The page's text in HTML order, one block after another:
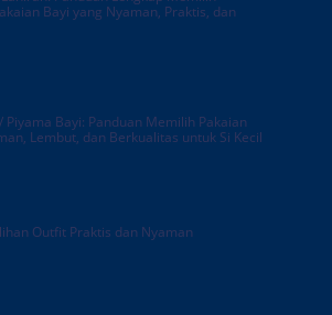
Bayi yang Nyaman, Praktis, dan
Piyama Bayi: Panduan Memilih Pakaian
Lembut, dan Berkualitas untuk Si Kecil
Outfit Praktis dan Nyaman